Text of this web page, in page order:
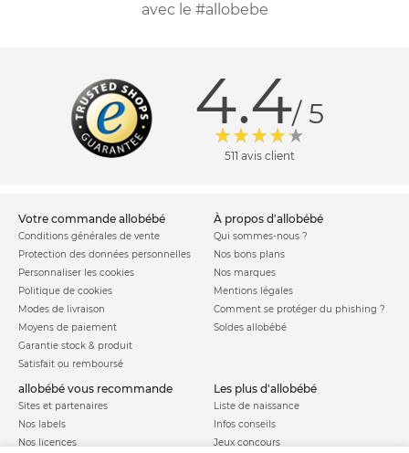
avec le #allobebe
4.4/ 5
511 avis client
votre commande allobébé
Conditions générales de vente
Protection des données personnelles
Personnaliser les cookies
Politique de cookies
Modes de livraison
Moyens de paiement
Garantie stock & produit
Satisfait ou remboursé
à propos d'allobébé
Qui sommes-nous ?
Nos bons plans
Nos marques
Mentions légales
Comment se protéger du phishing ?
Soldes allobébé
allobébé vous recommande
Sites et partenaires
Nos labels
Nos licences
les plus d'allobébé
Liste de naissance
Infos conseils
Jeux concours